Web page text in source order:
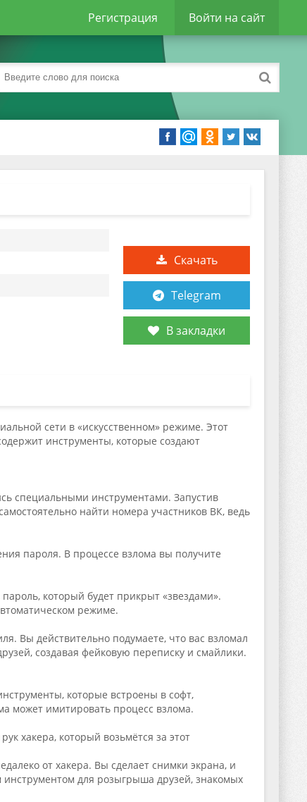
Регистрация Войти на сайт
Скачать
Telegram
В закладки
сети в «искусственном» режиме. Этот
инструменты, которые создают
специальными инструментами. Запустив
найти номера участников ВК, ведь
пароля. В процессе взлома вы получите
который будет прикрыт «звездами».
режиме.
Вы действительно подумаете, что вас взломал
создавая фейковую переписку и смайлики.
которые встроены в софт,
может имитировать процесс взлома.
хакера, который возьмётся за этот
от хакера. Вы сделает снимки экрана, и
инструментом для розыгрыша друзей, знакомых